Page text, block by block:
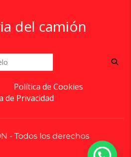
del camión
Política de Cookies
de Privacidad
- Todos los derechos